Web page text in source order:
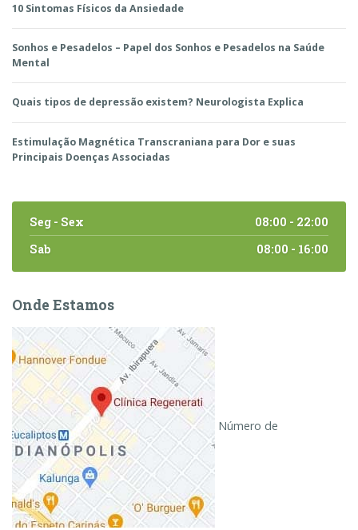
10 Sintomas Físicos da Ansiedade
Sonhos e Pesadelos – Papel dos Sonhos e Pesadelos na Saúde
Mental
Quais tipos de depressão existem? Neurologista Explica
Estimulação Magnética Transcraniana para Dor e suas
Principais Doenças Associadas
Seg - Sex
08:00 - 22:00
Sab
08:00 - 16:00
Onde Estamos
Número de